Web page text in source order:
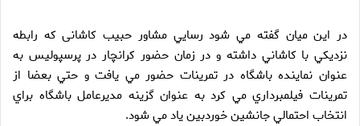
در اين ميان گفته مي شود رسايي مشاور حبیب کاشانی كه رابطه
نزديكي با كاشاني داشته و در زمان حضور كرانچار در پرسپوليس به
عنوان نماينده باشگاه در تمرينات حضور مي يافت و حتي بعضا از
تمرينات فيلمبرداري مي كرد به عنوان گزينه مديرعامل باشگاه براي
انتخاب احتمالي جانشين خوردبين ياد مي شود.